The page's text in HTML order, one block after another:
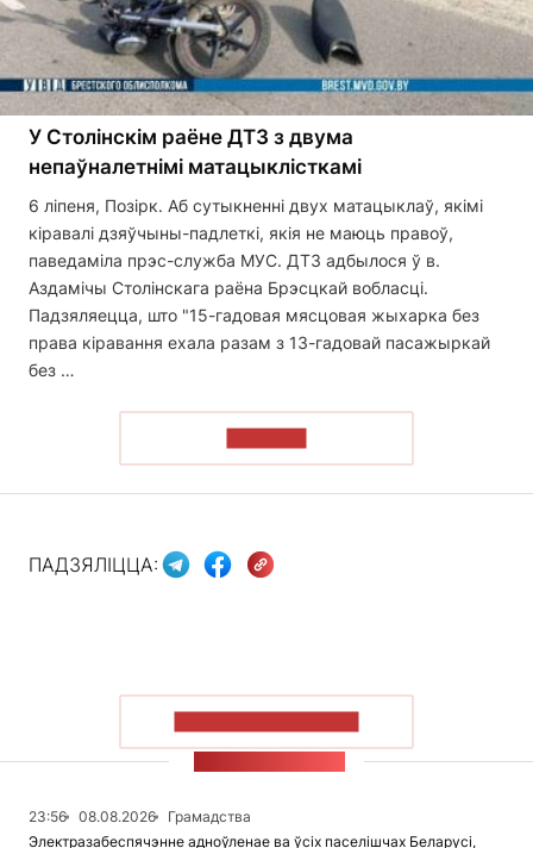
У Столінскім раёне ДТЗ з двума
непаўналетнімі матацыклісткамі
6 ліпеня, Позірк. Аб сутыкненні двух матацыклаў, якімі
кіравалі дзяўчыны-падлеткі, якія не маюць правоў,
паведаміла прэс-служба МУС. ДТЗ адбылося ў в.
Аздамічы Столінскага раёна Брэсцкай вобласці.
Падзяляецца, што "15-гадовая мясцовая жыхарка без
права кіравання ехала разам з 13-гадовай пасажыркай
без …
ПАДЗЯЛІЦЦА:
23:56 08.08.2026
Грамадства
Электразабеспячэнне адноўленае ва ўсіх паселішчах Беларусі,